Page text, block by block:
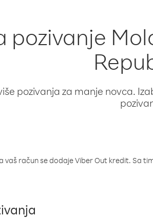
pozivanje
pozivanja za manje novca.
vaš račun se dodaje Viber Out kredit. Sa